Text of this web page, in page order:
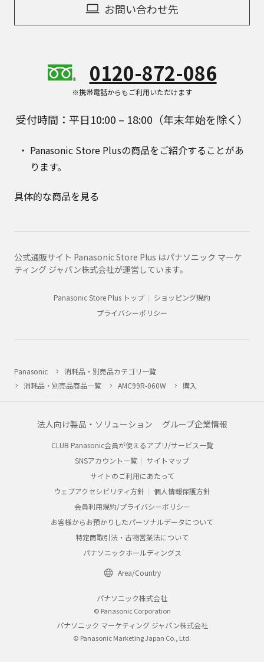
お問い合わせ先
0120-872-086
※携帯電話からもご利用いただけます
受付時間：平日10:00 – 18:00（年末年始を除く）
Panasonic Store Plusの商品をご紹介することがあ
ります。
具体的な商品を見る
公式通販サイト Panasonic Store Plus はパナソニック マーケ
ティング ジャパン株式会社が運営しています。
Panasonic Store Plus トップ
ショッピング規約
プライバシーポリシー
Panasonic
消耗品・別売品カテゴリ一覧
消耗品・別売品商品一覧
AMC99R-060W 購入
法人向け製品・ソリューション グループ企業情報
CLUB Panasonic会員が使えるアプリ/サービス一覧
SNSアカウント一覧
サイトマップ
サイトのご利用にあたって
ウェブアクセシビリティ方針
個人情報保護方針
会員利用規約/プライバシーポリシー
お客様からお預かりしたパーソナルデータについて
特定商取引法・古物営業法について
パナソニックホールディングス
Area/Country
パナソニック株式会社
© Panasonic Corporation
パナソニック マーケティング ジャパン株式会社
© Panasonic Marketing Japan Co., Ltd.